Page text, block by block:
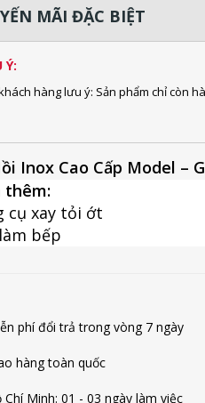
MÃI ĐẶC BIỆT
Ý:
hàng lưu ý: Sản phẩm chỉ còn
Inox Cao Cấp Model –
thêm:
cụ xay tỏi ớt
bếp
phí đổi trả trong vòng 7 ngày
hàng toàn quốc
Chí Minh: 01 - 03 ngày làm việc